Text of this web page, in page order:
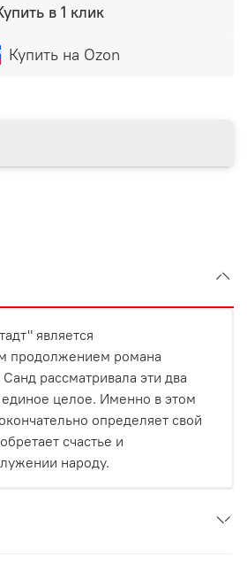
в 1 клик
Купить на Ozon
является
продолжением романа
рассматривала эти два
целое. Именно в этом
определяет свой
счастье и
народу.